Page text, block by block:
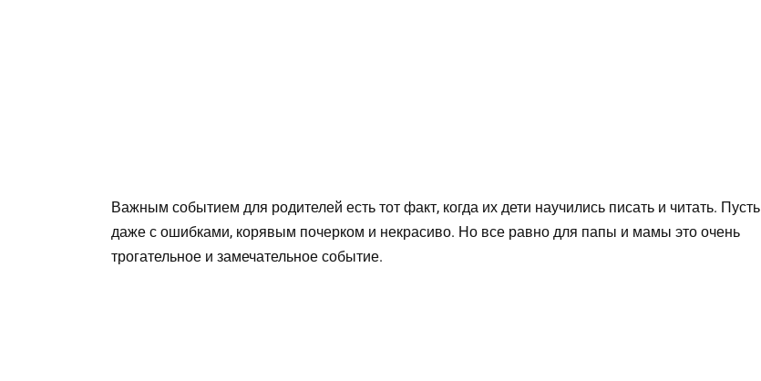
Важным событием для родителей есть тот факт, когда их дети научились писать и читать. Пусть
даже с ошибками, корявым почерком и некрасиво. Но все равно для папы и мамы это очень
трогательное и замечательное событие.